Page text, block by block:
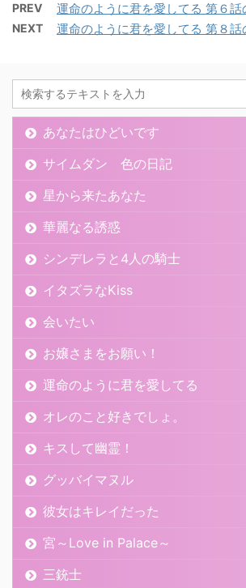
PREV 運命のように君を愛してる 第６
NEXT 運命のように君を愛してる 第８
あなたはひどいです
サイムダン 色の日記
星から来たあなた
華麗なる誘惑
シンデレラと4人の騎士
イタズラなKiss
会いたい
お嬢さまをお願い！
運命のように君を愛してる
オレのこと好きでしょ。
キスして幽霊！
グッバイマヌル
彼女はキレイだった
宮～Love in Palace～
三銃士